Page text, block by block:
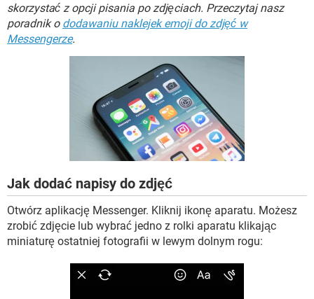
INSTAGRAM FACEBOOK
WINDOWS 10
SPOTIFY NETFLIX
INSTAGRAM
skorzystać z opcji pisania po zdjęciach. Przeczytaj nasz
poradnik o dodawaniu naklejek emoji do zdjęć w
Messengerze.
Jak dodać napisy do zdjęć
Otwórz aplikację Messenger. Kliknij ikonę aparatu. Możesz
zrobić zdjęcie lub wybrać jedno z rolki aparatu klikając
miniaturę ostatniej fotografii w lewym dolnym rogu: